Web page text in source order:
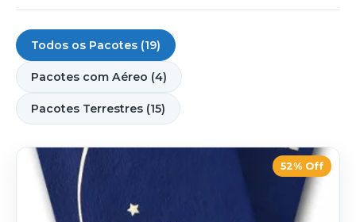
Todos os Pacotes (19)
Pacotes com Aéreo (4)
Pacotes Terrestres (15)
52% Off